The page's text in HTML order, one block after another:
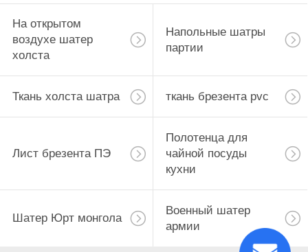
На открытом
воздухе шатер
холста
Напольные шатры
партии
Ткань холста шатра ткань брезента pvc
Лист брезента ПЭ
Полотенца для
чайной посуды
кухни
Шатер Юрт монгола
Военный шатер
армии